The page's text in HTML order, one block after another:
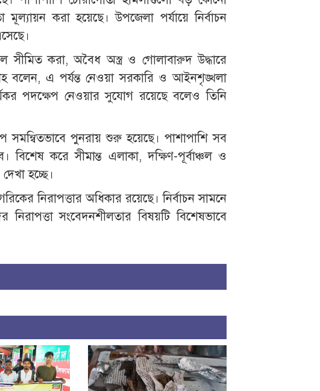
করা হয়েছে। উপজেলা পর্যায়ে নির্বাচন
সীমিত করা, অবৈধ অস্ত্র ও গোলাবারুদ উদ্ধারে
বলেন, এ পর্যন্ত নেওয়া সরকারি ও আইনশৃঙ্খলা
পদক্ষেপ নেওয়ার সুযোগ রয়েছে বলেও তিনি
সমন্বিতভাবে পুনরায় শুরু হয়েছে। পাশাপাশি সব
বিশেষ করে সীমান্ত এলাকা, দক্ষিণ-পূর্বাঞ্চল ও
হচ্ছে।
নিরাপত্তার অধিকার রয়েছে। নির্বাচন সামনে
নিরাপত্তা সংবেদনশীলতার বিষয়টি বিশেষভাবে